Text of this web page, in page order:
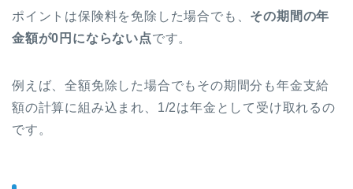
ポイントは保険料を免除した場合でも、 その期間の年
金額が0円にならない点です。
例えば、全額免除した場合でもその期間分も年金支給
額の計算に組み込まれ、1/2は年金として受け取れるの
です。